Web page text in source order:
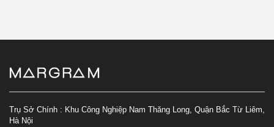
Trụ Sở Chính : Khu Công Nghiệp Nam Thăng Long, Quận Bắc Từ Liêm,
Hà Nội